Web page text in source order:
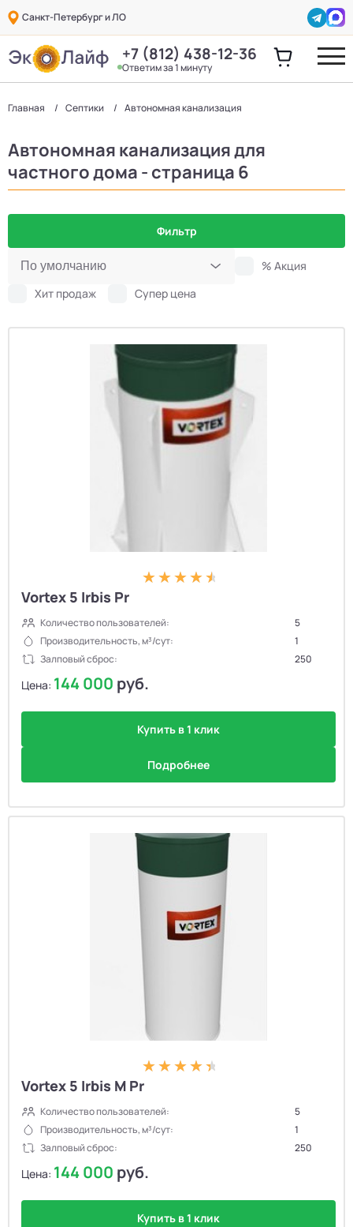
Санкт-Петербург и ЛО
+7 (812) 438-12-36
Ответим за 1 минуту
Главная Септики Автономная канализация
Автономная канализация для
частного дома - страница 6
Фильтр
% Акция
Хит продаж
Супер цена
Vortex 5 Irbis Pr
Количество пользователей:
5
Производительность, м³/сут:
1
Залповый сброс:
250
Цена: 144 000 руб.
Купить в 1 клик
Подробнее
Vortex 5 Irbis M Pr
Количество пользователей:
5
Производительность, м³/сут:
1
Залповый сброс:
250
Цена: 144 000 руб.
Купить в 1 клик